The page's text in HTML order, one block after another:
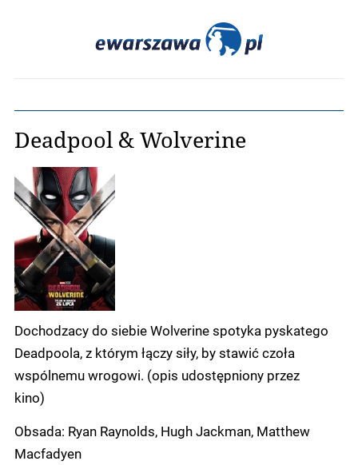
Deadpool & Wolverine
Dochodzacy do siebie Wolverine spotyka pyskatego
Deadpoola, z którym łączy siły, by stawić czoła
wspólnemu wrogowi. (opis udostępniony przez
kino)
Obsada: Ryan Raynolds, Hugh Jackman, Matthew
Macfadyen